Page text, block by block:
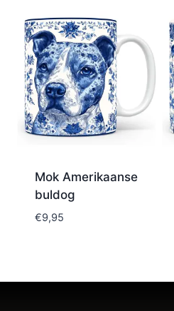
Mok Amerikaanse
buldog
€9,95